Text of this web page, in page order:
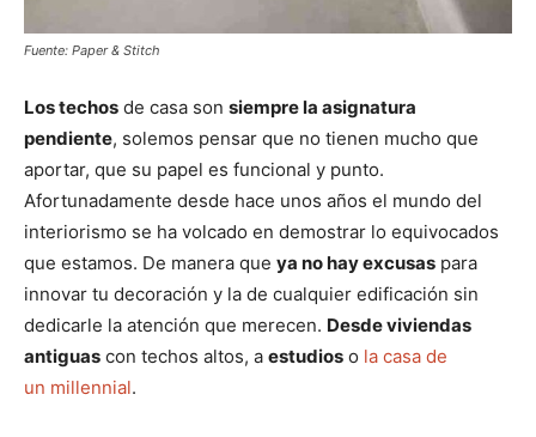
Fuente: Paper & Stitch
Los techos de casa son siempre la asignatura
pendiente, solemos pensar que no tienen mucho que
aportar, que su papel es funcional y punto.
Afortunadamente desde hace unos años el mundo del
interiorismo se ha volcado en demostrar lo equivocados
que estamos. De manera que ya no hay excusas para
innovar tu decoración y la de cualquier edificación sin
dedicarle la atención que merecen. Desde viviendas
antiguas con techos altos, a estudios o la casa de
un millennial.